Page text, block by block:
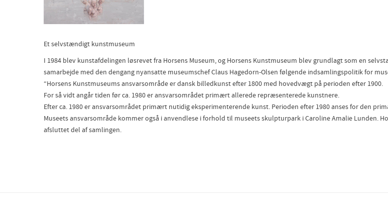
Et selvstændigt kunstmuseum
I 1984 blev kunstafdelingen løsrevet fra Horsens Museum, og Horsens Kunstmuseum blev grundlagt som en
samarbejde med den dengang nyansatte museumschef Claus Hagedorn-Olsen følgende indsamlingspolitik for
“Horsens Kunstmuseums ansvarsområde er dansk billedkunst efter 1800 med hovedvægt på perioden efter 1900.
For så vidt angår tiden før ca. 1980 er ansvarsområdet primært allerede repræsenterede kunstnere.
Efter ca. 1980 er ansvarsområdet primært nutidig eksperimenterende kunst. Perioden efter 1980 anses for den
Museets ansvarsområde kommer også i anvendlese i forhold til museets skulpturpark i Caroline Amalie Lunden.
afsluttet del af samlingen.